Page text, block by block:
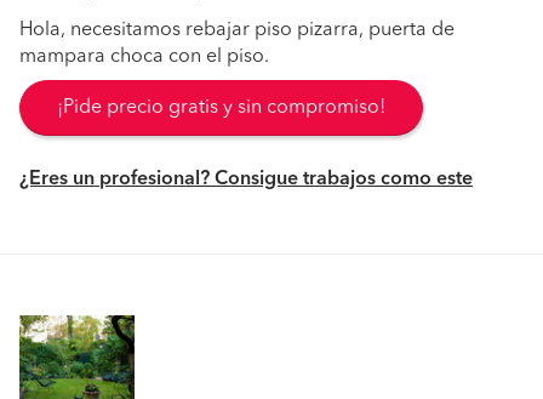
Hola, necesitamos rebajar piso pizarra, puerta de
mampara choca con el piso.
¡Pide precio gratis y sin compromiso!
¿Eres un profesional? Consigue trabajos como este